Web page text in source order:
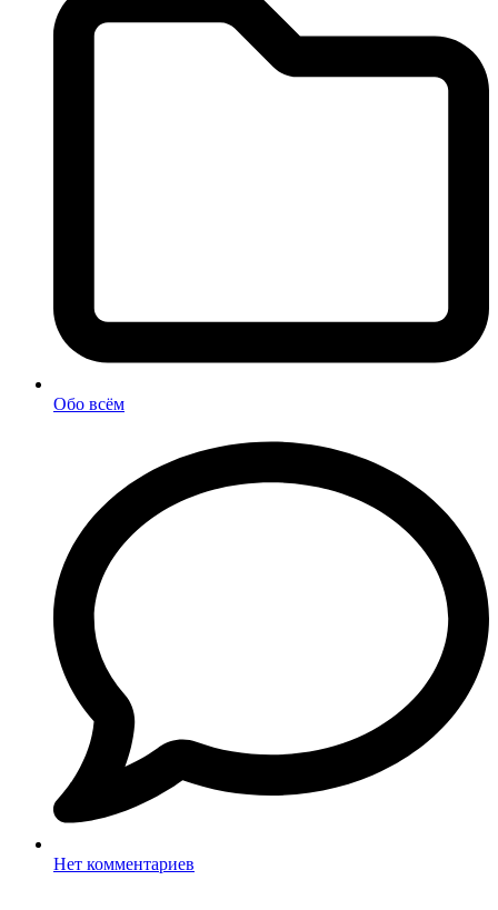
Обо всём
Нет комментариев